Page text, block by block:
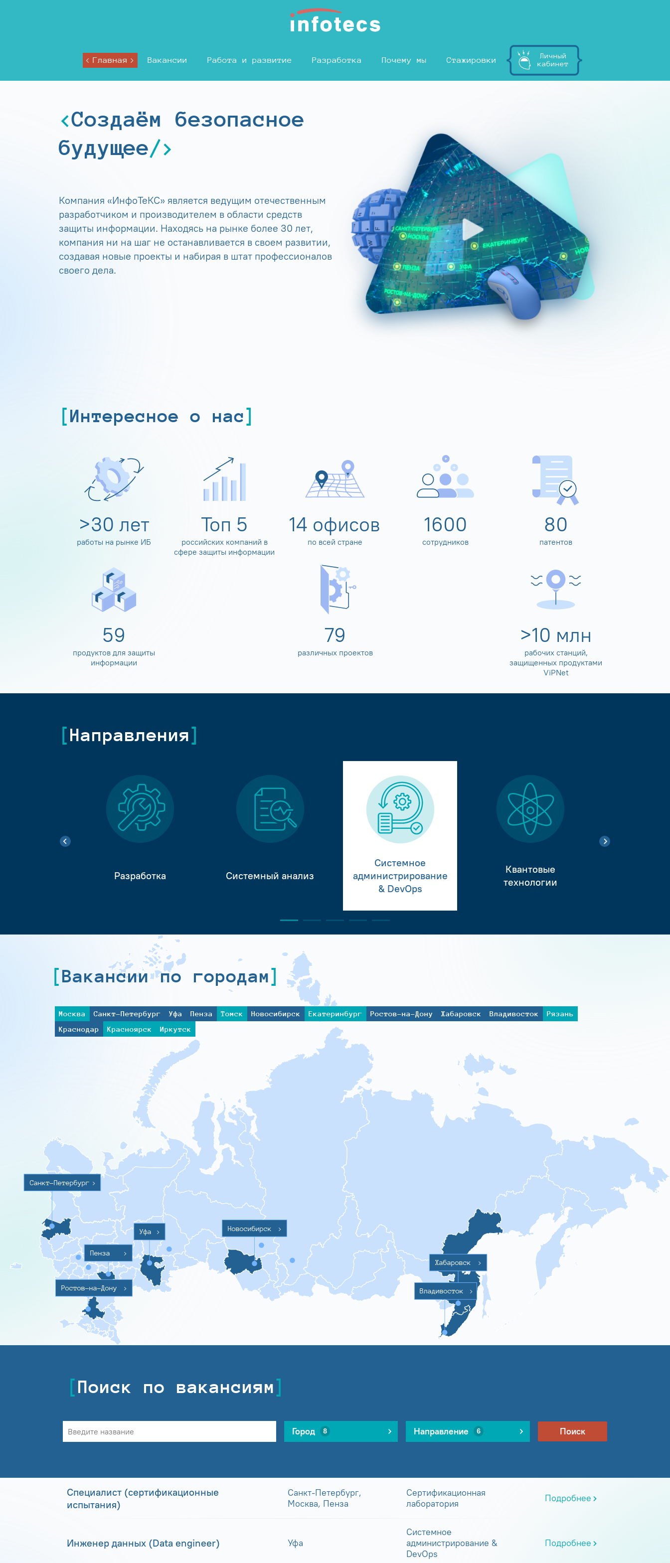
Главная Вакансии Работа и развитие Разработка Почему мы Стажировки
Личный
кабинет
Создаём безопасное
будущее
Компания «ИнфоТеКС» является ведущим отечественным
разработчиком и производителем в области средств
защиты информации. Находясь на рынке более 30 лет,
компания ни на шаг не останавливается в своем развитии,
создавая новые проекты и набирая в штат профессионалов
своего дела.
Интересное о нас
>30 лет
работы на рынке ИБ
Топ 5
российских компаний в
сфере защиты информации
14 офисов
по всей стране
1600
сотрудников
80
патентов
60
продуктов для защиты
информации
80
различных проектов
>10 млн
рабочих станций,
защищенных продуктами
ViPNet
Направления
Разработка Системный анализ
Системное
администрирование
& DevOps
Квантовые
технологии
Вакансии по городам
Москва Санкт-Петербург Уфа Пенза Томск Новосибирск Екатеринбург Ростов-на-Дону Хабаровск Владивосток
Рязань
Краснодар
Красноярск Иркутск
Санкт-Петербург >
Ростов-на-Дону >
Пенза >
Уфа > Новосибирск >
Хабаровск >
Владивосток >
Поиск по вакансиям
Город 8 Направление 6 Поиск
Специалист (сертификационные
испытания)
Санкт-Петербург,
Москва, Пенза
Сертификационная
лаборатория
Подробнее
Инженер данных (Data engineer) Уфа
Системное
администрирование &
DevOps
Подробнее